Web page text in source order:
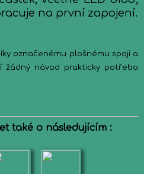
na první zapojení.
označenému plošnému spoji a
žádný návod prakticky potřeba
také o následujícím :